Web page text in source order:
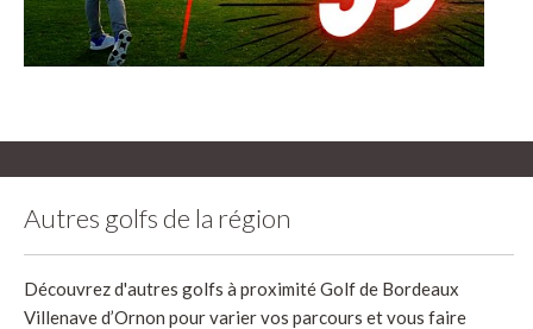
Autres golfs de la région
Découvrez d'autres golfs à proximité Golf de Bordeaux
Villenave d’Ornon pour varier vos parcours et vous faire